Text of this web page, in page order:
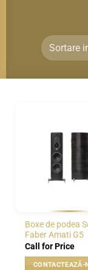
Boxe de podea
Faber Amati G5
Call for Price